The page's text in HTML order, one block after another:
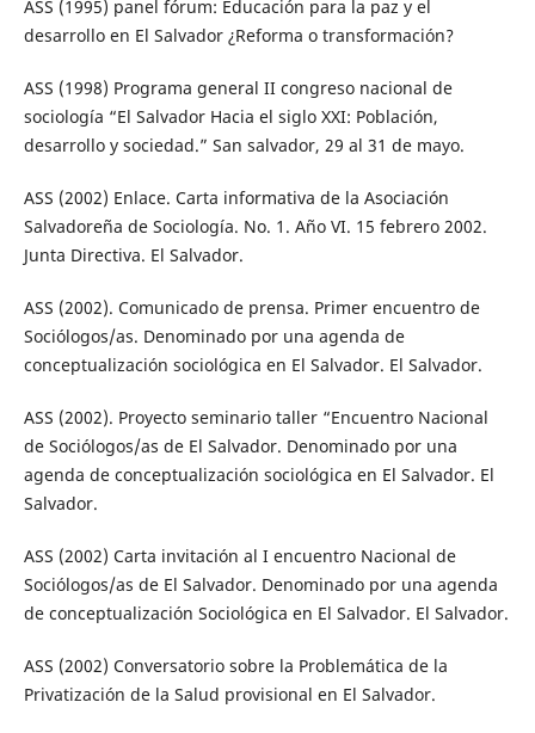
ASS (1995) panel fórum: Educación para la paz y el
desarrollo en El Salvador ¿Reforma o transformación?
ASS (1998) Programa general II congreso nacional de
sociología “El Salvador Hacia el siglo XXI: Población,
desarrollo y sociedad.” San salvador, 29 al 31 de mayo.
ASS (2002) Enlace. Carta informativa de la Asociación
Salvadoreña de Sociología. No. 1. Año VI. 15 febrero 2002.
Junta Directiva. El Salvador.
ASS (2002). Comunicado de prensa. Primer encuentro de
Sociólogos/as. Denominado por una agenda de
conceptualización sociológica en El Salvador. El Salvador.
ASS (2002). Proyecto seminario taller “Encuentro Nacional
de Sociólogos/as de El Salvador. Denominado por una
agenda de conceptualización sociológica en El Salvador. El
Salvador.
ASS (2002) Carta invitación al I encuentro Nacional de
Sociólogos/as de El Salvador. Denominado por una agenda
de conceptualización Sociológica en El Salvador. El Salvador.
ASS (2002) Conversatorio sobre la Problemática de la
Privatización de la Salud provisional en El Salvador.